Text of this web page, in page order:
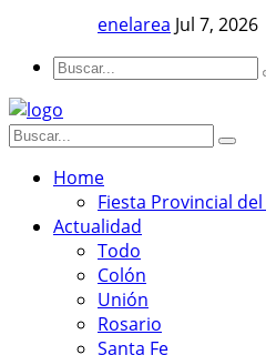
enelarea Jul 7, 2026
Home
Fiesta Provincial
Actualidad
Todo
Colón
Unión
Rosario
Santa Fe